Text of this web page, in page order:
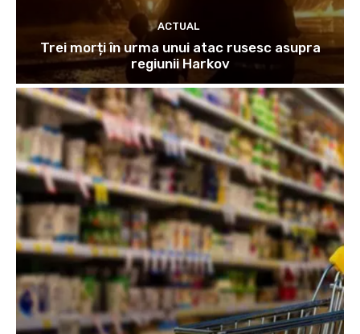
ACTUAL
Trei morți în urma unui atac rusesc asupra
regiunii Harkov